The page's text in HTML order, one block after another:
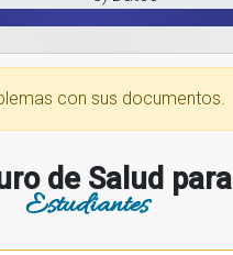
con sus documentos.
de Salud para
Estudiantes